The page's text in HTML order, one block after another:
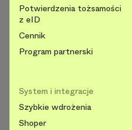
Potwierdzenia tożsamości
z eID
Cennik
Program partnerski
System i integracje
Szybkie wdrożenia
Shoper